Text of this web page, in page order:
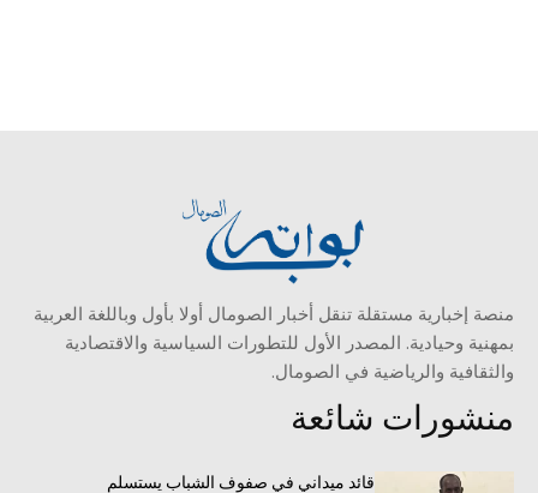
منصة إخبارية مستقلة تنقل أخبار الصومال أولا بأول وباللغة العربية
بمهنية وحيادية. المصدر الأول للتطورات السياسية والاقتصادية
والثقافية والرياضية في الصومال.
منشورات شائعة
قائد ميداني في صفوف الشباب يستسلم